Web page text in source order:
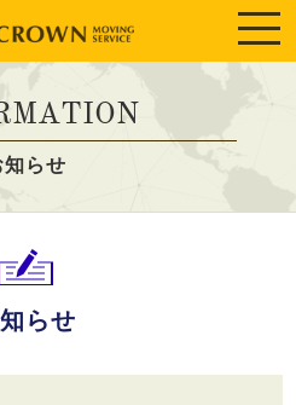
知らせ
らせ